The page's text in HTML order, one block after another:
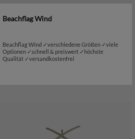
Beachflag Wind
Beachflag Wind ✓verschiedene Größen ✓viele
Optionen ✓schnell & preiswert ✓höchste
Qualität ✓versandkostenfrei